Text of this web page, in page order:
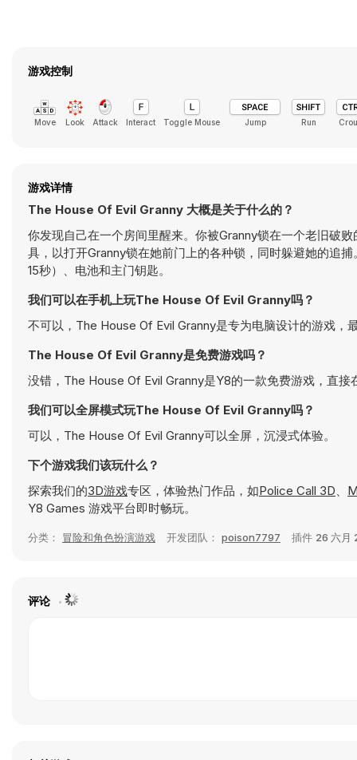
游戏控制
Move Look Attack Interact Toggle Mouse Jump Run
游戏详情
The House Of Evil Granny 大概是关于什么的？
你发现自己在一个房间里醒来。你被Granny锁在一个老旧破
具，以打开Granny锁在她前门上的各种锁，同时躲避她的追
15秒）、电池和主门钥匙。
我们可以在手机上玩The House Of Evil Granny吗？
不可以，The House Of Evil Granny是专为电脑设计的游戏，
The House Of Evil Granny是免费游戏吗？
没错，The House Of Evil Granny是Y8的一款免费游戏，直接
我们可以全屏模式玩The House Of Evil Granny吗？
可以，The House Of Evil Granny可以全屏，沉浸式体验。
下个游戏我们该玩什么？
探索我们的3D游戏专区，体验热门作品，如Police Call 3D、
Y8 Games 游戏平台即时畅玩。
分类： 冒险和角色扮演游戏 开发团队： poison7797 插件 26 六月
评论